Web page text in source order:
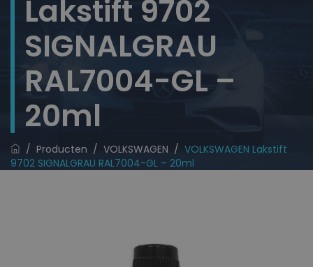
Lakstift 9702
SIGNALGRAU
RAL7004-GL –
20ml
/ Producten / VOLKSWAGEN / VOLKSWAGEN Lakstift
9702 SIGNALGRAU RAL7004-GL – 20ml